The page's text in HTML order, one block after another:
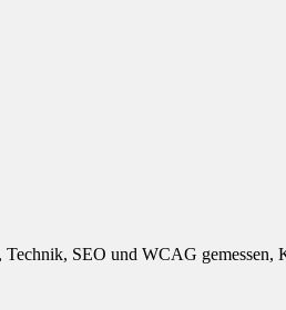
Technik, SEO und WCAG gemessen,